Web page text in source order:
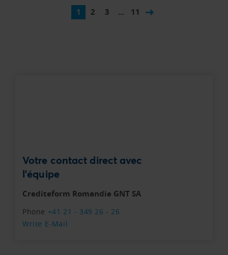
1 2 3 ... 11
Votre contact direct avec
l'équipe
Crediteform Romandie GNT SA
Phone +41 21 - 349 26 - 26
Write E-Mail